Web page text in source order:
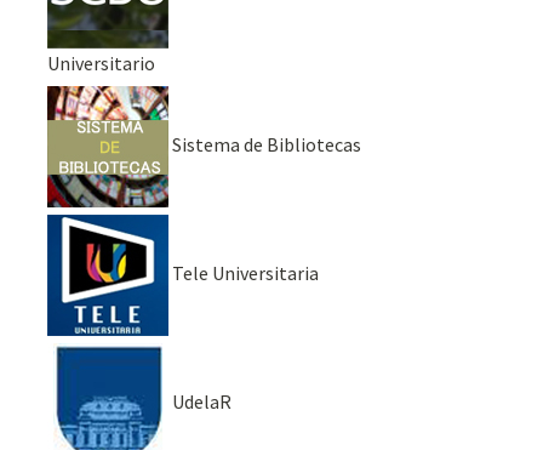
Universitario
Sistema de Bibliotecas
Tele Universitaria
UdelaR